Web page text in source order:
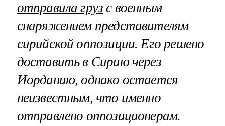
отправила груз с военным
снаряжением представителям
сирийской оппозиции. Его решено
доставить в Сирию через
Иорданию, однако остается
неизвестным, что именно
отправлено оппозиционерам.